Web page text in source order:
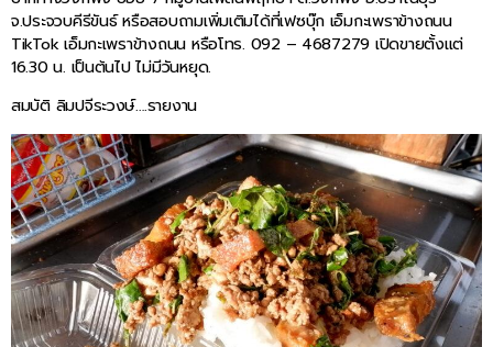
จ.ประจวบคีรีขันธ์ หรือสอบถามเพิ่มเติมได้ที่เฟซบุ๊ก เอ็มกะเพราข้างถนน
TikTok เอ็มกะเพราข้างถนน หรือโทร. 092 – 4687279 เปิดขายตั้งแต่
16.30 น. เป็นต้นไป ไม่มีวันหยุด.
สมบัติ ลิมปจีระวงษ์….รายงาน